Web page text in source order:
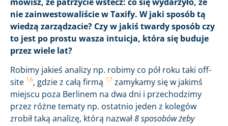
nie zainwestowaliście w Taxify. W jaki sposób tą
wiedzą zarządzacie? Czy w jakiś twardy sposób czy
to jest po prostu wasza intuicja, która się buduje
przez wiele lat?
Robimy jakieś analizy np. robimy co pół roku taki off-
site 16, gdzie z całą firmą 17 zamykamy się w jakimś
miejscu poza Berlinem na dwa dni i przechodzimy
przez różne tematy np. ostatnio jeden z kolegów
zrobił taką analizę, którą nazwał8 sposobów żeby